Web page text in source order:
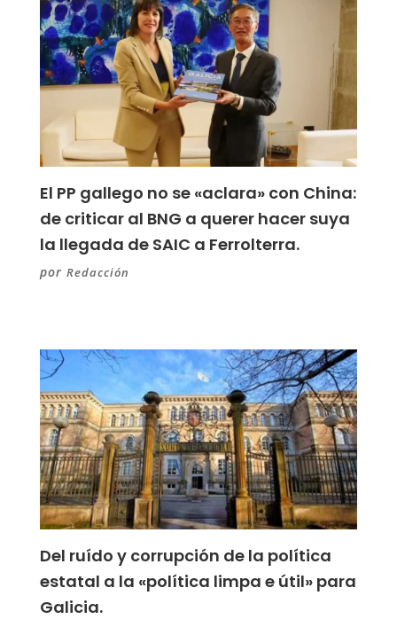
El PP gallego no se «aclara» con China:
de criticar al BNG a querer hacer suya
la llegada de SAIC a Ferrolterra.
por Redacción
Del ruído y corrupción de la política
estatal a la «política limpa e útil» para
Galicia.